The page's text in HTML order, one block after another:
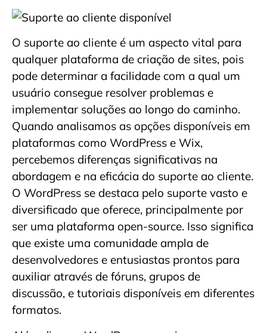
O suporte ao cliente é um aspecto vital para
qualquer plataforma de criação de sites, pois
pode determinar a facilidade com a qual um
usuário consegue resolver problemas e
implementar soluções ao longo do caminho.
Quando analisamos as opções disponíveis em
plataformas como WordPress e Wix,
percebemos diferenças significativas na
abordagem e na eficácia do suporte ao cliente.
O WordPress se destaca pelo suporte vasto e
diversificado que oferece, principalmente por
ser uma plataforma open-source. Isso significa
que existe uma comunidade ampla de
desenvolvedores e entusiastas prontos para
auxiliar através de fóruns, grupos de
discussão, e tutoriais disponíveis em diferentes
formatos.